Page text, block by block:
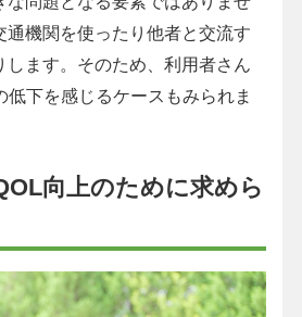
通機関を使ったり他者と交流す
します。そのため、利用者さん
低下を感じるケースもみられま
向上のために求めら